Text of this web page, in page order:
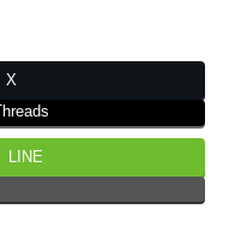
X
Threads
LINE